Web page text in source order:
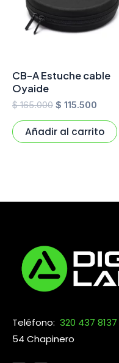
CB-A Estuche cable
Oyaide
$165.000 $ 115.500
Añadir al carrito
Teléfono: 320 437 8137
54 Chapinero